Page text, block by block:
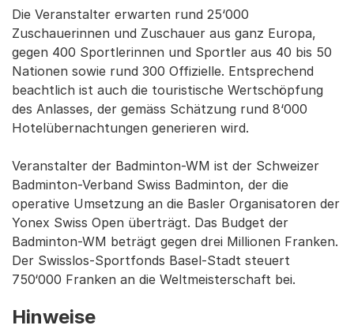
Die Veranstalter erwarten rund 25‘000
Zuschauerinnen und Zuschauer aus ganz Europa,
gegen 400 Sportlerinnen und Sportler aus 40 bis 50
Nationen sowie rund 300 Offizielle. Entsprechend
beachtlich ist auch die touristische Wertschöpfung
des Anlasses, der gemäss Schätzung rund 8‘000
Hotelübernachtungen generieren wird.
Veranstalter der Badminton-WM ist der Schweizer
Badminton-Verband Swiss Badminton, der die
operative Umsetzung an die Basler Organisatoren der
Yonex Swiss Open überträgt. Das Budget der
Badminton-WM beträgt gegen drei Millionen Franken.
Der Swisslos-Sportfonds Basel-Stadt steuert
750‘000 Franken an die Weltmeisterschaft bei.
Hinweise